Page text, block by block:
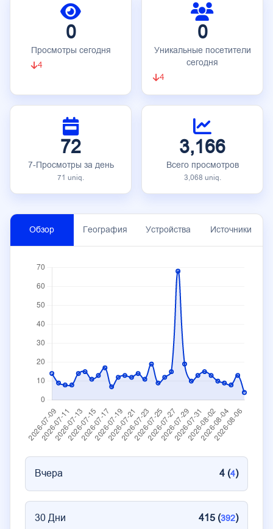
0
Просмотры сегодня
4
0
Уникальные посетители
сегодня
4
72
7-Просмотры за день
71 uniq.
3,166
Всего просмотров
3,068 uniq.
Обзор География Устройства Источники
Вчера 4 (4)
30 Дни 415 (392)